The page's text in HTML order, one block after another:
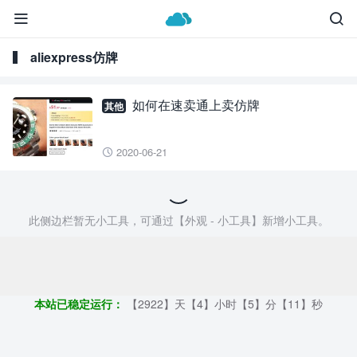


aliexpress仿牌
其他 如何在速卖通上卖仿牌
 2020-06-21
此侧边栏暂无小工具，可通过【外观 - 小工具】新增小工具。
本站已稳定运行：
【2922】天【4】小时【5】分【12】秒